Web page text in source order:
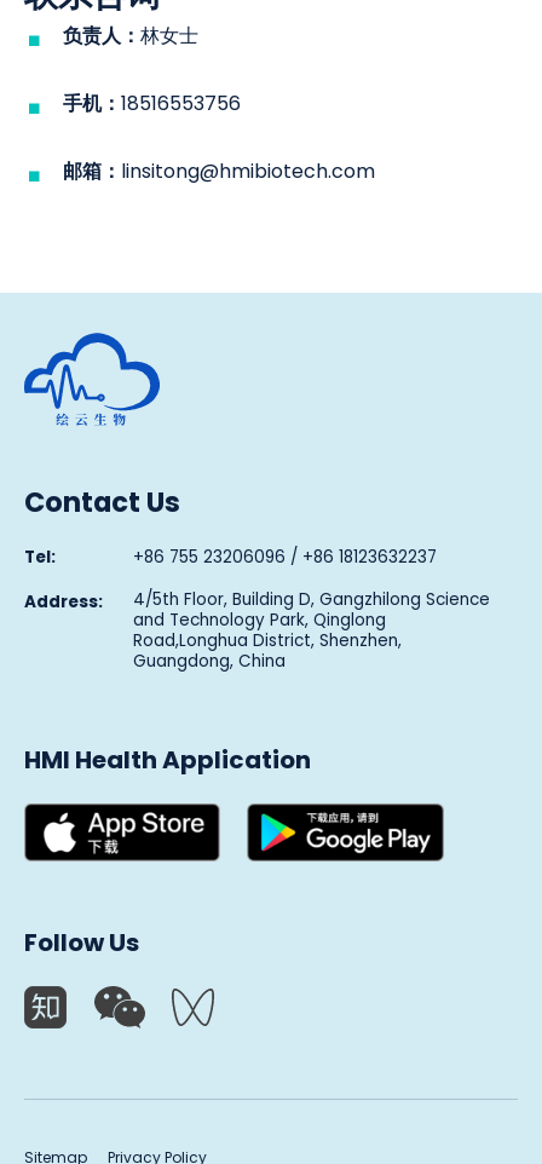
负责人： 林女士
手机： 18516553756
邮箱： linsitong@hmibiotech.com
Human Metabolomics Institute
Contact Us
Tel: +86 755 23206096 / +86 18123632237
Address: 4/5th Floor, Building D, Gangzhilong Science
and Technology Park, Qinglong
Road,Longhua District, Shenzhen,
Guangdong, China
HMI Health Application
Follow Us
Sitemap Privacy Policy